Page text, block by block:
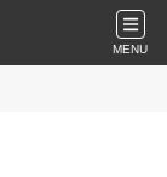
MENU